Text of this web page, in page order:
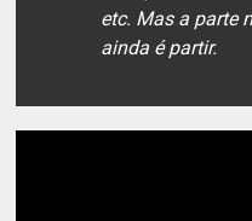
etc. Mas a parte
ainda é partir.